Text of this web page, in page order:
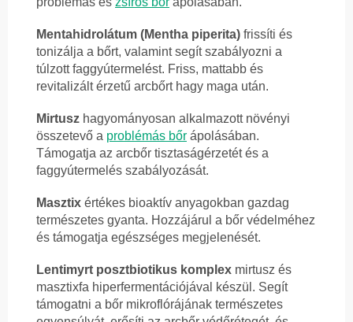
Mentahidrolátum (Mentha piperita) frissíti és
tonizálja a bőrt, valamint segít szabályozni a
túlzott faggyútermelést. Friss, mattabb és
revitalizált érzetű arcbőrt hagy maga után.
Mirtusz hagyományosan alkalmazott növényi
összetevő a problémás bőr ápolásában.
Támogatja az arcbőr tisztaságérzetét és a
faggyútermelés szabályozását.
Masztix értékes bioaktív anyagokban gazdag
természetes gyanta. Hozzájárul a bőr védelméhez
és támogatja egészséges megjelenését.
Lentimyrt posztbiotikus komplex mirtusz és
masztixfa hiperfermentációjával készül. Segít
támogatni a bőr mikroflórájának természetes